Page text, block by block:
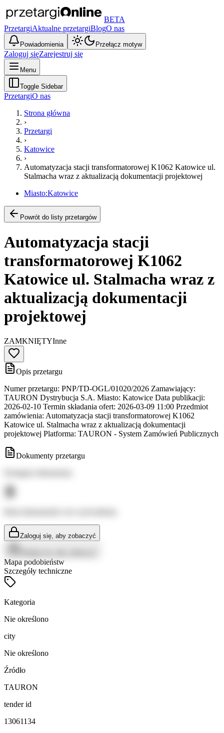
BETA
PrzetargiAktualne przetargiBlogO nas
Powiadomienia Przełącz motyw
Zaloguj sięZarejestruj się
Menu
Toggle Sidebar
PrzetargiO nas
Strona główna
›
Przetargi
›
Katowice
›
Automatyzacja stacji transformatorowej K1062 Katowice ul.
Stalmacha wraz z aktualizacją dokumentacji projektowej
Miasto:Katowice
Powrót do listy przetargów
Automatyzacja stacji
transformatorowej K1062
Katowice ul. Stalmacha wraz z
aktualizacją dokumentacji
projektowej
ZAMKNIĘTYInne
Opis przetargu
Numer przetargu: PNP/TD-OGL/01020/2026 Zamawiający:
TAURON Dystrybucja S.A. Miasto: Katowice Data publikacji:
2026-02-10 Termin składania ofert: 2026-03-09 11:00 Przedmiot
zamówienia: Automatyzacja stacji transformatorowej K1062
Katowice ul. Stalmacha wraz z aktualizacją dokumentacji
projektowej Platforma: TAURON - System Zamówień Publicznych
Dokumenty przetargu
Zaloguj się, aby zobaczyć
Mapa podobieństw
Szczegóły techniczne
Kategoria
Nie określono
city
Nie określono
Źródło
TAURON
tender id
13061134